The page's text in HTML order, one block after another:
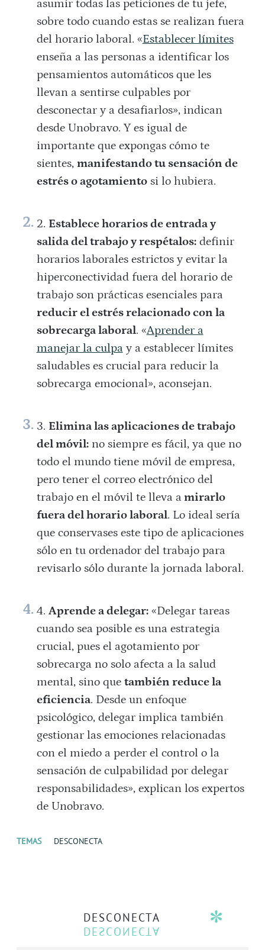
asumir todas las peticiones de tu jefe,
sobre todo cuando estas se realizan fuera
del horario laboral. «Establecer límites
enseña a las personas a identificar los
pensamientos automáticos que les
llevan a sentirse culpables por
desconectar y a desafiarlos», indican
desde Unobravo. Y es igual de
importante que expongas cómo te
sientes, manifestando tu sensación de
estrés o agotamientosi lo hubiera.
Establece horarios de entrada y
salida del trabajo y respétalos:definir
horarios laborales estrictos y evitar la
hiperconectividad fuera del horario de
trabajo son prácticas esenciales para
reducir el estrés relacionado con la
sobrecarga laboral. «Aprender a
manejar la culpay a establecer límites
saludables es crucial para reducir la
sobrecarga emocional», aconsejan.
Elimina las aplicaciones de trabajo
del móvil:no siempre es fácil, ya que no
todo el mundo tiene móvil de empresa,
pero tener el correo electrónico del
trabajo en el móvil te lleva amirarlo
fuera del horario laboral. Lo ideal sería
que conservases este tipo de aplicaciones
sólo en tu ordenador del trabajo para
revisarlo sólo durante la jornada laboral.
Aprende a delegar:«Delegar tareas
cuando sea posible es una estrategia
crucial, pues el agotamiento por
sobrecarga no solo afecta a la salud
mental, sino que también reduce la
eficiencia. Desde un enfoque
psicológico, delegar implica también
gestionar las emociones relacionadas
con el miedo a perder el control o la
sensación de culpabilidad por delegar
responsabilidades», explican los expertos
de Unobravo.
TEMAS DESCONECTA
DESCONECTA